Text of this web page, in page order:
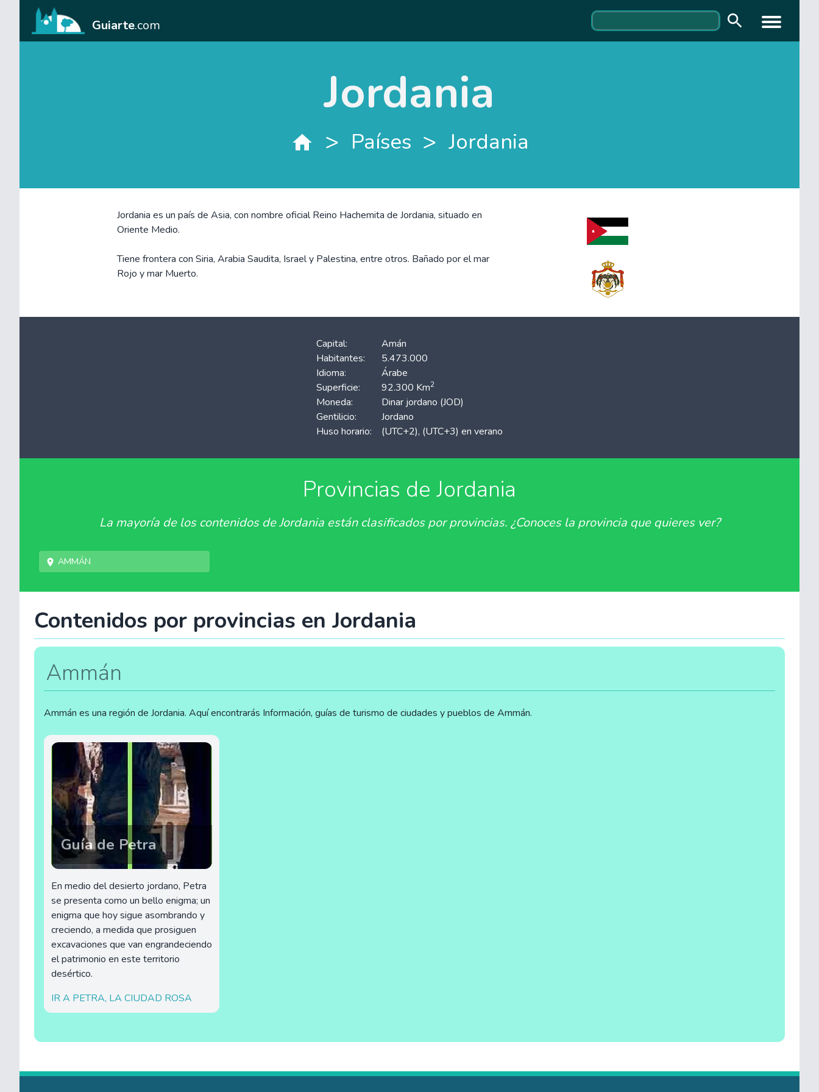
Guiarte.com
Jordania
> Países > Jordania
Jordania es un país de Asia, con nombre oficial Reino Hachemita de Jordania, situado en
Oriente Medio.
Tiene frontera con Siria, Arabia Saudita, Israel y Palestina, entre otros. Bañado por el mar
Rojo y mar Muerto.
Capital:
Amán
Habitantes:
5.473.000
Idioma:
Árabe
Superficie:
92.300 Km2
Moneda:
Dinar jordano (JOD)
Gentilicio:
Jordano
Huso horario:
(UTC+2), (UTC+3) en verano
Provincias de Jordania
La mayoría de los contenidos de Jordania están clasificados por provincias. ¿Conoces la provincia que quieres ver?
Ammán
Contenidos por provincias en Jordania
Ammán
Ammán es una región de Jordania. Aquí encontrarás Información, guías de turismo de ciudades y pueblos de Ammán.
Guía de Petra
En medio del desierto jordano, Petra
se presenta como un bello enigma; un
enigma que hoy sigue asombrando y
creciendo, a medida que prosiguen
excavaciones que van engrandeciendo
el patrimonio en este territorio
desértico.
IR A PETRA, LA CIUDAD ROSA